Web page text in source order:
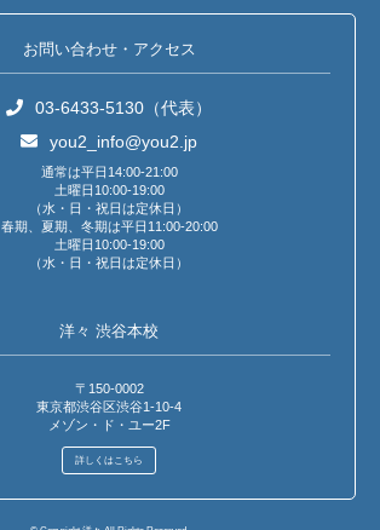
お問い合わせ・アクセス
03-6433-5130（代表）
you2_info@you2.jp
通常は平日14:00-21:00
土曜日10:00-19:00
（水・日・祝日は定休日）
春期、夏期、冬期は平日11:00-20:00
土曜日10:00-19:00
（水・日・祝日は定休日）
洋々 渋谷本校
〒150-0002
東京都渋谷区渋谷1-10-4
メゾン・ド・ユー2F
詳しくはこちら